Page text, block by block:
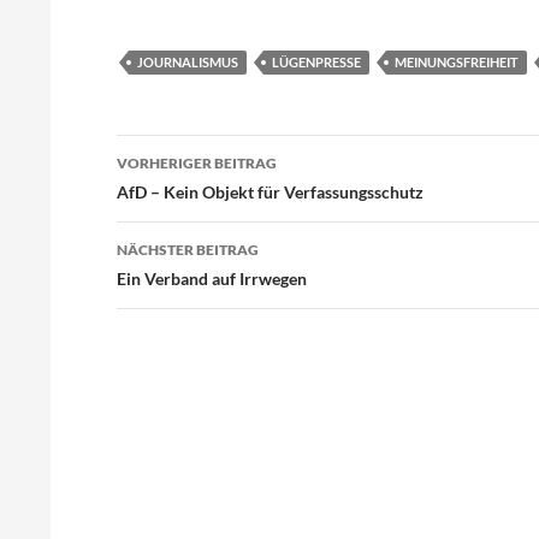
JOURNALISMUS LÜGENPRESSE MEINUNGSFREIHEIT
Beitragsnavigation
VORHERIGER BEITRAG
AfD – Kein Objekt für Verfassungsschutz
NÄCHSTER BEITRAG
Ein Verband auf Irrwegen